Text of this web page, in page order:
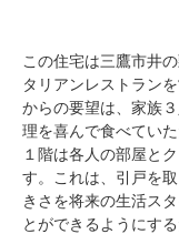
この住宅は三鷹市井
タリアンレストラン
からの要望は、家族
理を喜んで食べてい
１階は各人の部屋と
す。これは、引戸を
きさを将来の生活ス
とができるようにする